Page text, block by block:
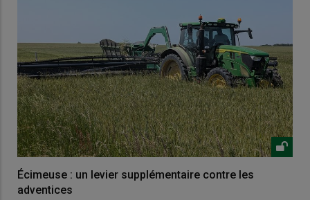
Écimeuse : un levier supplémentaire contre les
adventices